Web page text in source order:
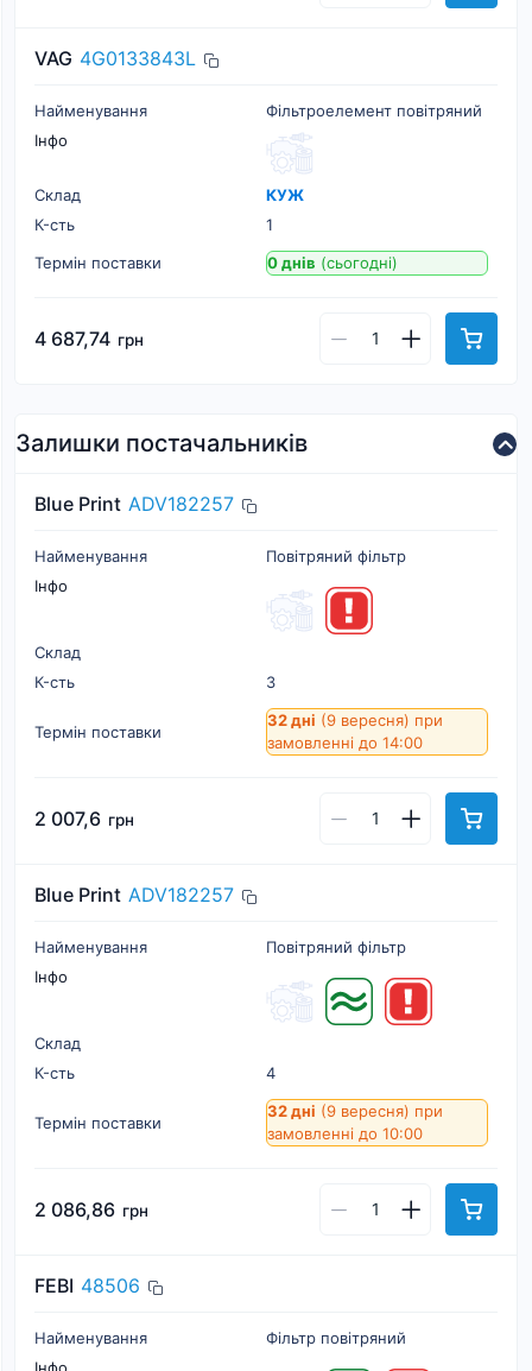
VAG 4G0133843L
Найменування
Фільтроелемент повітряний
Інфо
Склад
КУЖ
К-cть
1
Термін поставки
0 днів (сьогодні)
4 687,74 грн
Залишки постачальників
Blue Print ADV182257
Найменування
Повітряний фільтр
Інфо
Склад
К-cть
3
Термін поставки
32 дні (9 вересня) при
замовленні до 14:00
2 007,6 грн
Blue Print ADV182257
Найменування
Повітряний фільтр
Інфо
Склад
К-cть
4
Термін поставки
32 дні (9 вересня) при
замовленні до 10:00
2 086,86 грн
FEBI 48506
Найменування
Фільтр повітряний